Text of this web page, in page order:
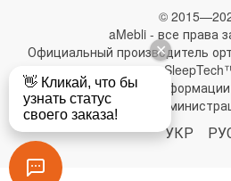
©
aMebli - все права
Официальный производитель
Любое использование
разрешения
УКР